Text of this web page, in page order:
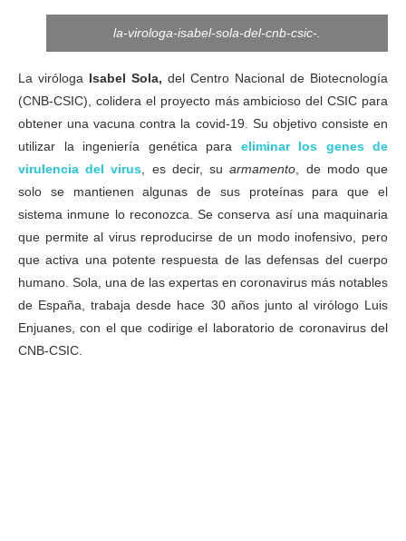
la-virologa-isabel-sola-del-cnb-csic-.
La viróloga Isabel Sola, del Centro Nacional de Biotecnología
(CNB-CSIC), colidera el proyecto más ambicioso del CSIC para
obtener una vacuna contra la covid-19. Su objetivo consiste en
utilizar la ingeniería genética para eliminar los genes de
virulencia del virus, es decir, suarmamento, de modo que
solo se mantienen algunas de sus proteínas para que el
sistema inmune lo reconozca. Se conserva así una maquinaria
que permite al virus reproducirse de un modo inofensivo, pero
que activa una potente respuesta de las defensas del cuerpo
humano. Sola, una de las expertas en coronavirus más notables
de España, trabaja desde hace 30 años junto al virólogo Luis
Enjuanes, con el que codirige el laboratorio de coronavirus del
CNB-CSIC.